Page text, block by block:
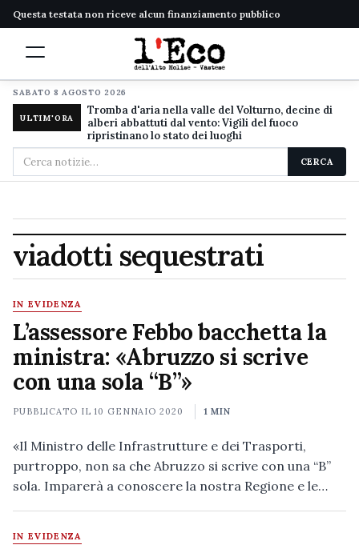
Questa testata non riceve alcun finanziamento pubblico
SABATO 8 AGOSTO 2026
ULTIM'ORA
Tromba d'aria nella valle del Volturno, decine di
alberi abbattuti dal vento: Vigili del fuoco
ripristinano lo stato dei luoghi
Cerca
nel
CERCA
viadotti sequestrati
IN EVIDENZA
L’assessore Febbo bacchetta la
ministra: «Abruzzo si scrive
con una sola “B”»
PUBBLICATO IL10 GENNAIO 2020 1 MIN
«Il Ministro delle Infrastrutture e dei Trasporti,
purtroppo, non sa che Abruzzo si scrive con una “B”
sola. Imparerà a conoscere la nostra Regione e le…
IN EVIDENZA